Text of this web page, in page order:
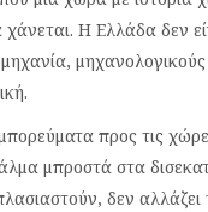
Η Ελλάδα δεν
προς τις
μπροστά στα
δεν